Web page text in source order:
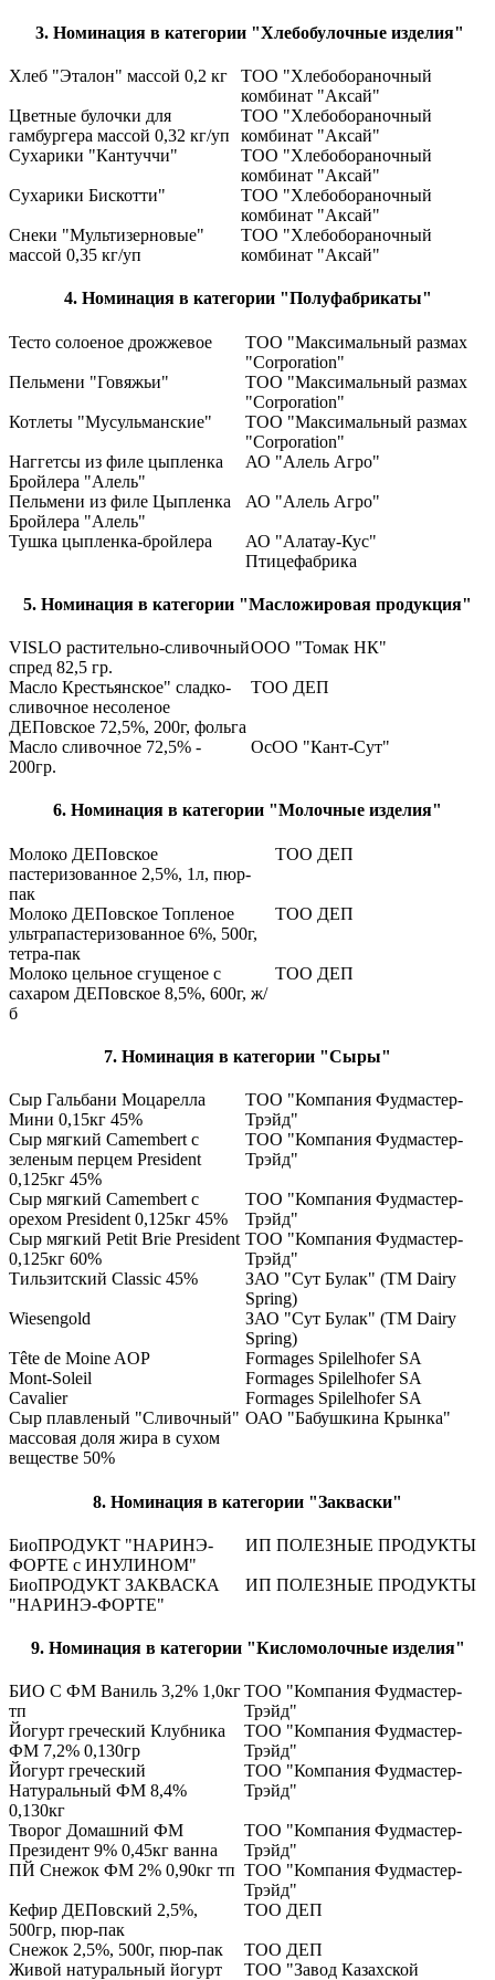
3. Номинация в категории "Хлебобулочные изделия"
Хлеб "Эталон" массой 0,2 кг
ТОО "Хлебобораночный
комбинат "Аксай"
Цветные булочки для
гамбургера массой 0,32 кг/уп
ТОО "Хлебобораночный
комбинат "Аксай"
Сухарики "Кантуччи"
ТОО "Хлебобораночный
комбинат "Аксай"
Сухарики Бискотти"
ТОО "Хлебобораночный
комбинат "Аксай"
Снеки "Мультизерновые"
массой 0,35 кг/уп
ТОО "Хлебобораночный
комбинат "Аксай"
4. Номинация в категории "Полуфабрикаты"
Тесто солоеное дрожжевое
ТОО "Максимальный размах
"Corporation"
Пельмени "Говяжьи"
ТОО "Максимальный размах
"Corporation"
Котлеты "Мусульманские"
ТОО "Максимальный размах
"Corporation"
Наггетсы из филе цыпленка
Бройлера "Алель"
АО "Алель Агро"
Пельмени из филе Цыпленка
Бройлера "Алель"
АО "Алель Агро"
Тушка цыпленка-бройлера
АО "Алатау-Кус"
Птицефабрика
5. Номинация в категории "Масложировая продукция"
VISLO растительно-сливочный
спред 82,5 гр.
ООО "Томак НК"
Масло Крестьянское" сладко-
сливочное несоленое
ДЕПовское 72,5%, 200г, фольга
ТОО ДЕП
Масло сливочное 72,5% -
200гр.
ОсОО "Кант-Сут"
6. Номинация в категории "Молочные изделия"
Молоко ДЕПовское
пастеризованное 2,5%, 1л, пюр-
пак
ТОО ДЕП
Молоко ДЕПовское Топленое
ультрапастеризованное 6%, 500г,
тетра-пак
ТОО ДЕП
Молоко цельное сгущеное с
сахаром ДЕПовское 8,5%, 600г, ж/
б
ТОО ДЕП
7. Номинация в категории "Сыры"
Сыр Гальбани Моцарелла
Мини 0,15кг 45%
ТОО "Компания Фудмастер-
Трэйд"
Сыр мягкий Camembert с
зеленым перцем President
0,125кг 45%
ТОО "Компания Фудмастер-
Трэйд"
Сыр мягкий Camembert с
орехом President 0,125кг 45%
ТОО "Компания Фудмастер-
Трэйд"
Сыр мягкий Petit Brie President
0,125кг 60%
ТОО "Компания Фудмастер-
Трэйд"
Тильзитский Classic 45%
ЗАО "Сут Булак" (ТМ Dairy
Spring)
Wiesengold
ЗАО "Сут Булак" (ТМ Dairy
Spring)
Tête de Moine AOP
Formages Spilelhofer SA
Mont-Soleil
Formages Spilelhofer SA
Cavalier
Formages Spilelhofer SA
Сыр плавленый "Сливочный"
массовая доля жира в сухом
веществе 50%
ОАО "Бабушкина Крынка"
8. Номинация в категории "Закваски"
БиоПРОДУКТ "НАРИНЭ-
ФОРТЕ с ИНУЛИНОМ"
ИП ПОЛЕЗНЫЕ ПРОДУКТЫ
БиоПРОДУКТ ЗАКВАСКА
"НАРИНЭ-ФОРТЕ"
ИП ПОЛЕЗНЫЕ ПРОДУКТЫ
9. Номинация в категории "Кисломолочные изделия"
БИО С ФМ Ваниль 3,2% 1,0кг
тп
ТОО "Компания Фудмастер-
Трэйд"
Йогурт греческий Клубника
ФМ 7,2% 0,130гр
ТОО "Компания Фудмастер-
Трэйд"
Йогурт греческий
Натуральный ФМ 8,4%
0,130кг
ТОО "Компания Фудмастер-
Трэйд"
Творог Домашний ФМ
Президент 9% 0,45кг ванна
ТОО "Компания Фудмастер-
Трэйд"
ПЙ Снежок ФМ 2% 0,90кг тп ТОО "Компания Фудмастер-
Трэйд"
Кефир ДЕПовский 2,5%,
500гр, пюр-пак
ТОО ДЕП
Снежок 2,5%, 500г, пюр-пак
ТОО ДЕП
Живой натуральный йогурт
ТОО "Завод Казахской